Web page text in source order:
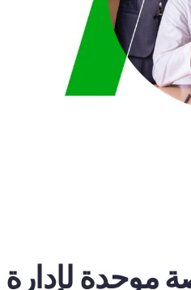
موحدةلإدارة